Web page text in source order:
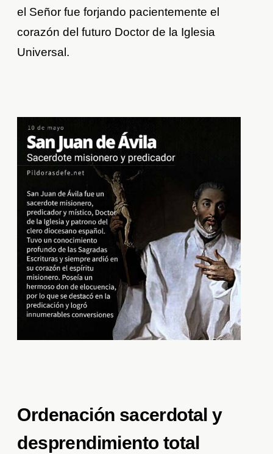
el Señor fue forjando pacientemente el
corazón del futuro Doctor de la Iglesia
Universal.
Ordenación sacerdotal y
desprendimiento total